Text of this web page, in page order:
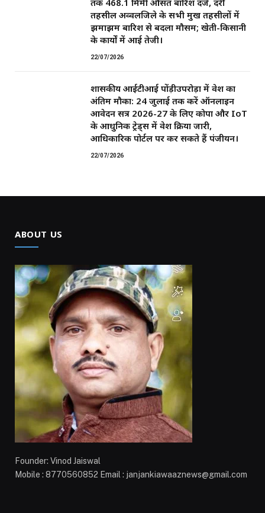
तक 468.1 मिमी औसत बारिश दर्ज, दर्री
तहसील अव्वलजिले के सभी प्रमुख तहसीलों में
झमाझम बारिश से बदला मौसम; खेती-किसानी
के कार्यों में आई तेजी।
22/07/2026
शासकीय आईटीआई पोंड़ीउपरोड़ा में प्रवेश का
अंतिम मौका: 24 जुलाई तक करें ऑनलाइन
आवेदन सत्र 2026-27 के लिए कोपा और IoT
के आधुनिक ट्रेड्स में प्रवेश प्रक्रिया जारी,
आधिकारिक पोर्टल पर कर सकते हैं पंजीयन।
22/07/2026
ABOUT US
Founder: Vinod Jaiswal
Mobile : 8770560852 Email : janjankiawaaznews@gmail.com